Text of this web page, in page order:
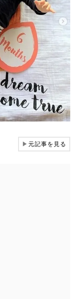
▶元記事を見る